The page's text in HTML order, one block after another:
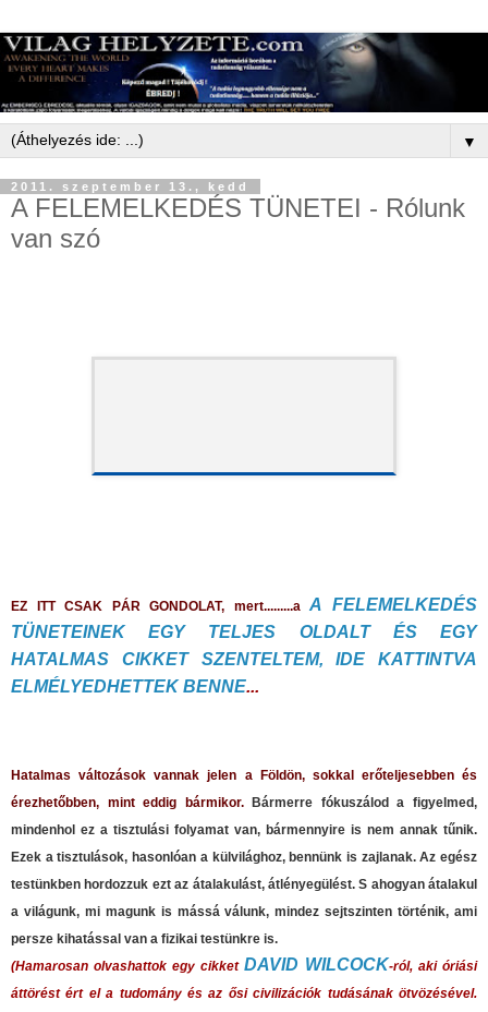
▼
2011. szeptember 13., kedd
A FELEMELKEDÉS TÜNETEI - Rólunk
van szó
EZ ITT CSAK PÁR GONDOLAT, mert.........aA FELEMELKEDÉS
TÜNETEINEK EGY TELJES OLDALT ÉS EGY
HATALMAS CIKKET SZENTELTEM, IDE KATTINTVA
ELMÉLYEDHETTEK BENNE...
Hatalmas változások vannak jelen a Földön, sokkal erőteljesebben és
érezhetőbben, mint eddig bármikor.
Bármerre fókuszálod a figyelmed,
mindenhol ez a tisztulási folyamat van, bármennyire is nem annak tűnik.
Ezek a tisztulások, hasonlóan a külvilághoz, bennünk is zajlanak. Az egész
testünkben hordozzuk ezt az átalakulást, átlényegülést. S ahogyan átalakul
a világunk, mi magunk is mássá válunk, mindez sejtszinten történik, ami
persze kihatással van a fizikai testünkre is.
(Hamarosan olvashattok egy cikket DAVID WILCOCK-ról, aki óriási
áttörést ért el a tudomány és az ősi civilizációk tudásának ötvözésével.